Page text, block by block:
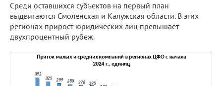
Среди оставшихся субъектов на первый план
выдвигаются Смоленская и Калужская области. В этих
регионах прирост юридических лиц превышает
двухпроцентный рубеж.